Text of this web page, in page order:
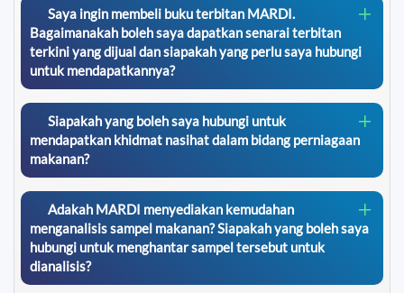
Saya ingin membeli buku terbitan MARDI.
Bagaimanakah boleh saya dapatkan senarai terbitan
terkini yang dijual dan siapakah yang perlu saya hubungi
untuk mendapatkannya?
Siapakah yang boleh saya hubungi untuk
mendapatkan khidmat nasihat dalam bidang perniagaan
makanan?
Adakah MARDI menyediakan kemudahan
menganalisis sampel makanan? Siapakah yang boleh saya
hubungi untuk menghantar sampel tersebut untuk
dianalisis?